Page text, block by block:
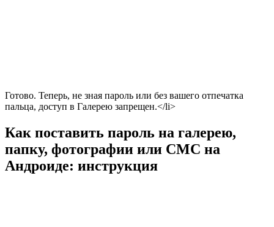
Готово. Теперь, не зная пароль или без вашего отпечатка
пальца, доступ в Галерею запрещен.</li>
Как поставить пароль на галерею,
папку, фотографии или СМС на
Андроиде: инструкция